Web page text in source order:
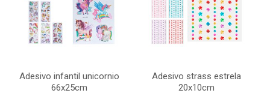
Adesivo infantil unicornio
66x25cm
Adesivo strass estrela
20x10cm